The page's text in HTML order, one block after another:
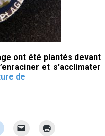
ont été plantés devant
et s’acclimater
de